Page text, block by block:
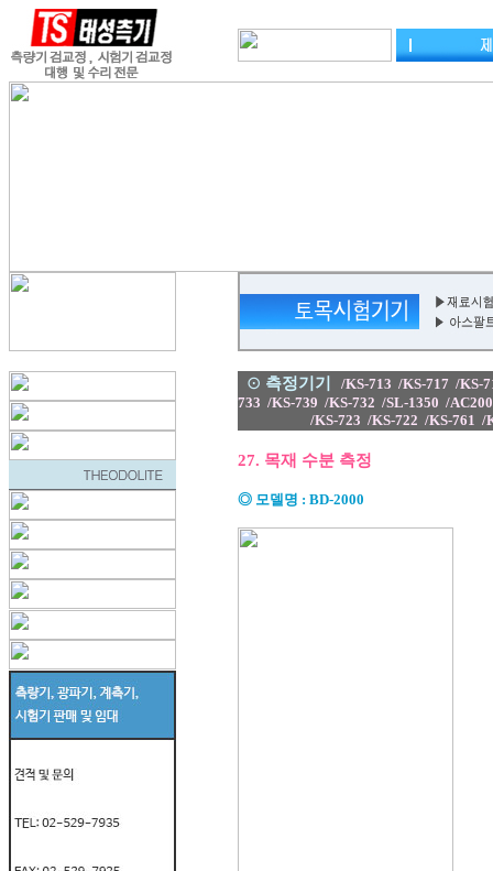
⊙ 측정기기 /KS-713 /KS-717 /KS-
733 /KS-739 /KS-732 /SL-1350 /
/KS-723 /KS-722 /KS-761 /
27. 목재 수분 측정
◎ 모델명 : BD-2000